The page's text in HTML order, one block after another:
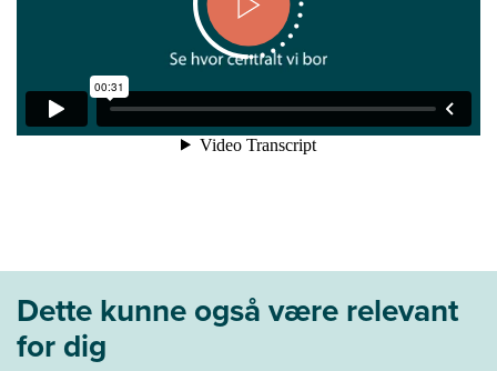
Dette kunne også være relevant
for dig